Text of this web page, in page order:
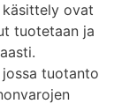
ovat
tuotetaan ja
tuotanto